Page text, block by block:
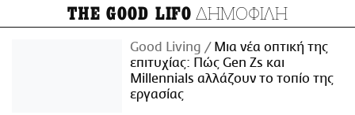
THE GOOD LIFO ΔΗΜΟΦΙΛΗ
Good Living
Μια νέα οπτική της
επιτυχίας: Πώς Gen Zs και
Millennials αλλάζουν το τοπίο της
εργασίας